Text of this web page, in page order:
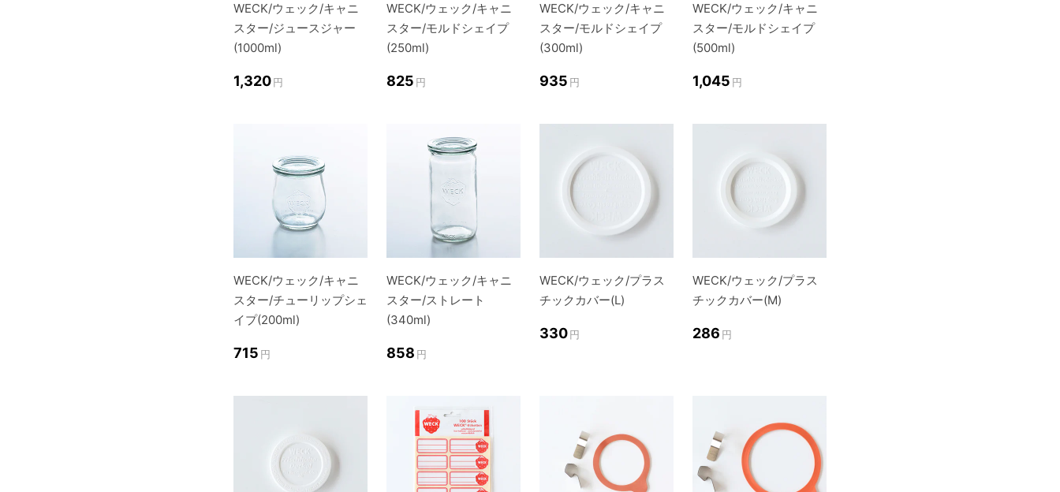
WECK/ウェック/キャニ
スター/ジュースジャー
(1000ml)
1,320円
WECK/ウェック/キャニ
スター/モルドシェイプ
(250ml)
825 円
WECK/ウェック/キャニ
スター/モルドシェイプ
(300ml)
935 円
WECK/ウェック/キャニ
スター/モルドシェイプ
(500ml)
1,045 円
WECK/ウェック/キャニ
スター/チューリップシェ
イプ(200ml)
715 円
WECK/ウェック/キャニ
スター/ストレート
(340ml)
858 円
WECK/ウェック/プラス
チックカバー(L)
330円
WECK/ウェック/プラス
チックカバー(M)
286 円